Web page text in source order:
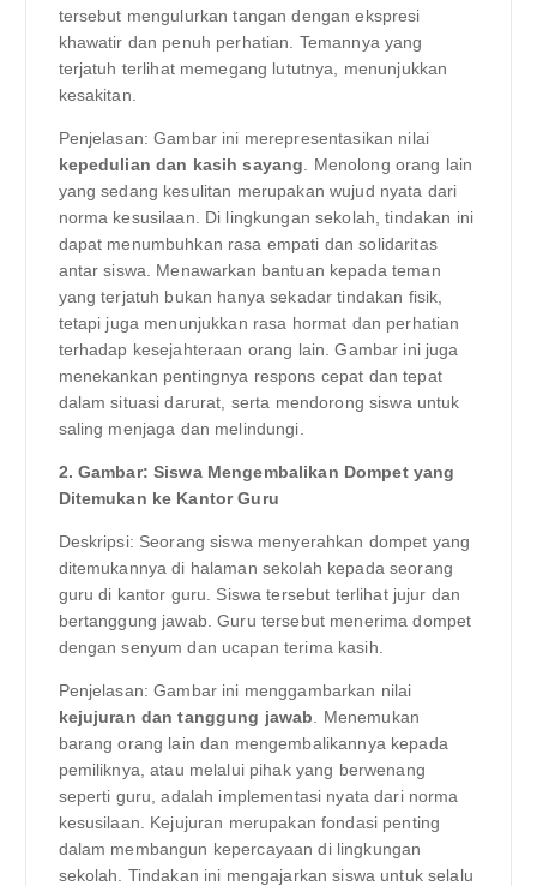
tersebut mengulurkan tangan dengan ekspresi
khawatir dan penuh perhatian. Temannya yang
terjatuh terlihat memegang lututnya, menunjukkan
kesakitan.
Penjelasan: Gambar ini merepresentasikan nilai
kepedulian dan kasih sayang . Menolong orang lain
yang sedang kesulitan merupakan wujud nyata dari
norma kesusilaan. Di lingkungan sekolah, tindakan ini
dapat menumbuhkan rasa empati dan solidaritas
antar siswa. Menawarkan bantuan kepada teman
yang terjatuh bukan hanya sekadar tindakan fisik,
tetapi juga menunjukkan rasa hormat dan perhatian
terhadap kesejahteraan orang lain. Gambar ini juga
menekankan pentingnya respons cepat dan tepat
dalam situasi darurat, serta mendorong siswa untuk
saling menjaga dan melindungi.
2. Gambar: Siswa Mengembalikan Dompet yang
Ditemukan ke Kantor Guru
Deskripsi: Seorang siswa menyerahkan dompet yang
ditemukannya di halaman sekolah kepada seorang
guru di kantor guru. Siswa tersebut terlihat jujur dan
bertanggung jawab. Guru tersebut menerima dompet
dengan senyum dan ucapan terima kasih.
Penjelasan: Gambar ini menggambarkan nilai
kejujuran dan tanggung jawab . Menemukan
barang orang lain dan mengembalikannya kepada
pemiliknya, atau melalui pihak yang berwenang
seperti guru, adalah implementasi nyata dari norma
kesusilaan. Kejujuran merupakan fondasi penting
dalam membangun kepercayaan di lingkungan
sekolah. Tindakan ini mengajarkan siswa untuk selalu